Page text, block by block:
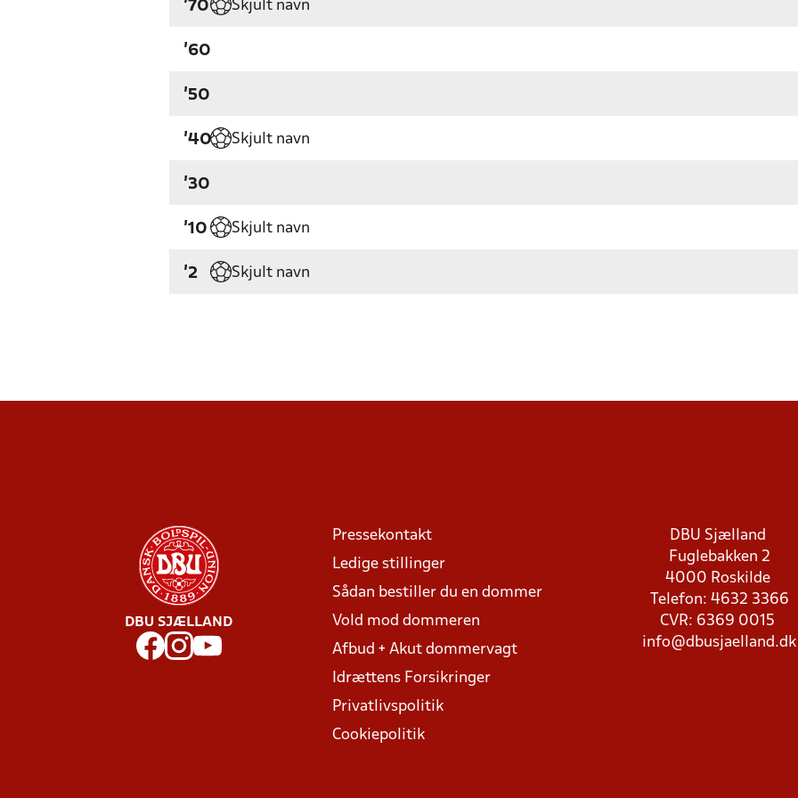
'70 Skjult navn
'60
'50
'40 Skjult navn
'30
'10 Skjult navn
'2 Skjult navn
DBU SJÆLLAND
Pressekontakt
Ledige stillinger
Sådan bestiller du en dommer
Vold mod dommeren
Afbud + Akut dommervagt
Idrættens Forsikringer
Privatlivspolitik
Cookiepolitik
DBU Sjælland
Fuglebakken 2
4000 Roskilde
Telefon: 4632 3366
CVR: 6369 0015
info@dbusjaelland.dk